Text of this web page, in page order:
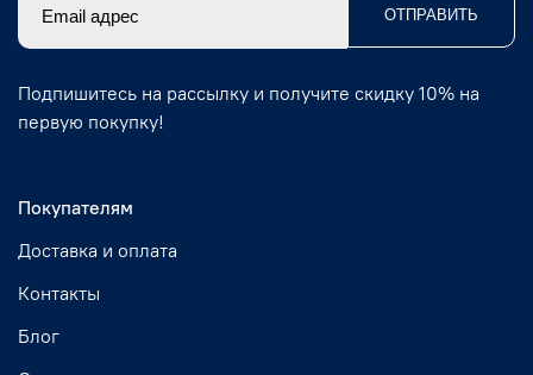
Покупателям
Доставка и оплата
Контакты
Блог
ОТПРАВИТЬ
Подпишитесь на рассылку и получите скидку 10% на
первую покупку!